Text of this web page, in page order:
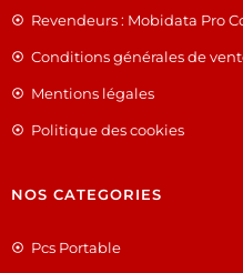
Revendeurs : Mobidata Pro
Conditions générales de
Mentions légales
Politique des cookies
NOS CATEGORIES
Pcs Portable